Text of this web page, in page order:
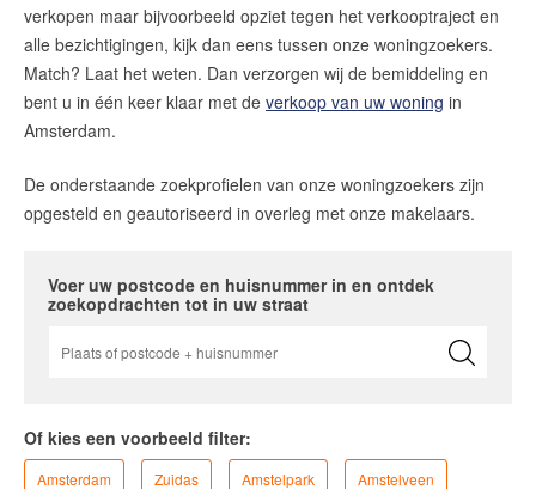
De waarde van uw woning
Blog
Lees de blog vanRedactie Makelaars van
Amsterdam
Maak een afspraak
Makelaars van Amsterdam
+31 (0)20 333 11 10
verkopen maar bijvoorbeeld opziet tegen het verkooptraject en
alle bezichtigingen, kijk dan eens tussen onze woningzoekers.
Match? Laat het weten. Dan verzorgen wij de bemiddeling en
bent u in één keer klaar met de verkoop van uw woning in
Amsterdam.
De onderstaande zoekprofielen van onze woningzoekers zijn
opgesteld en geautoriseerd in overleg met onze makelaars.
Voer uw postcode en huisnummer in en ontdek
zoekopdrachten tot in uw straat
Of kies een voorbeeld filter:
Amsterdam Zuidas Amstelpark
Amstelveen